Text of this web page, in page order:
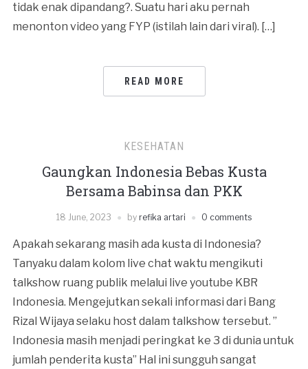
tidak enak dipandang?. Suatu hari aku pernah
menonton video yang FYP (istilah lain dari viral). […]
READ MORE
KESEHATAN
Gaungkan Indonesia Bebas Kusta
Bersama Babinsa dan PKK
18 June, 2023 by refika artari 0 comments
Apakah sekarang masih ada kusta di Indonesia?
Tanyaku dalam kolom live chat waktu mengikuti
talkshow ruang publik melalui live youtube KBR
Indonesia. Mengejutkan sekali informasi dari Bang
Rizal Wijaya selaku host dalam talkshow tersebut. ”
Indonesia masih menjadi peringkat ke 3 di dunia untuk
jumlah penderita kusta” Hal ini sungguh sangat